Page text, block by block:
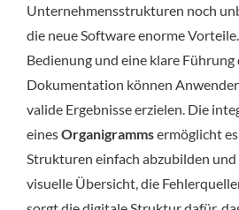
Unternehmensstrukturen noch
die neue Software enorme
Bedienung und eine klare Führung
Dokumentation können
valide Ergebnisse erzielen. Die
einesOrganigrammsermöglicht
Strukturen einfach abzubilden
visuelle Übersicht, die